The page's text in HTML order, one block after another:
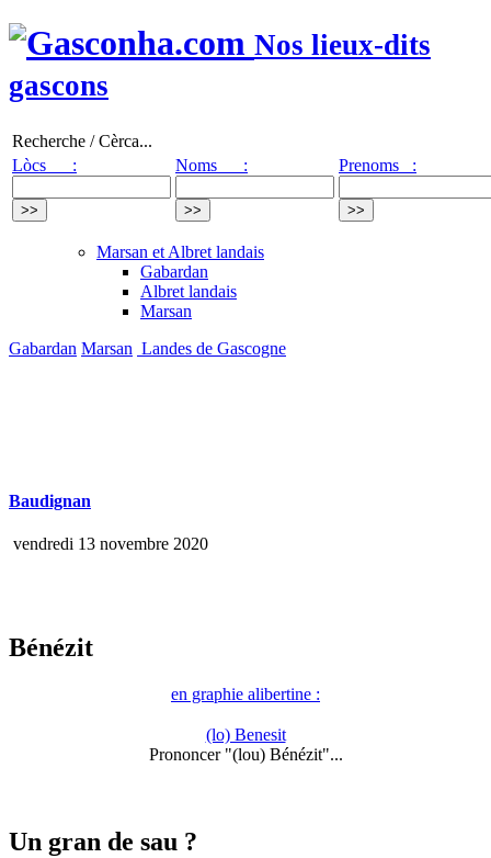
Nos lieux-dits
gascons
Recherche / Cèrca...
Lòcs :
Noms : Prenoms :
Marsan et Albret landais
Gabardan
Albret landais
Marsan
Gabardan Marsan Landes de Gascogne
Baudignan
vendredi 13 novembre 2020
Bénézit
en graphie alibertine :
(lo) Benesit
Prononcer "(lou) Bénézit"...
Un gran de sau ?